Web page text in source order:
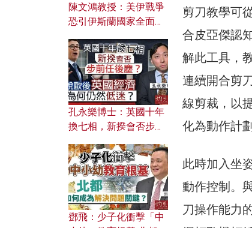
剪刀教學可
合皮亞傑認
解此工具，
連續開合剪
線剪裁，以
化為動作計
此時加入坐
動作控制。
刀操作能力
陳文鴻教授：美伊戰爭
恐引伊斯蘭國家全面反
對付北約美國？
孔永樂博士：英國十年
換七相，新揆會否步前
濟為何仍然低迷？
鄧飛：少子化衝擊「中